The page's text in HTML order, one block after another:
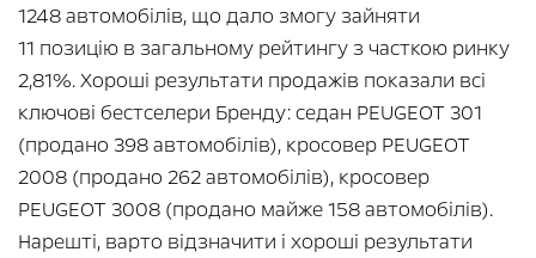
1248 автомобілів, що дало змогу зайняти
11 позицію в загальному рейтингу з часткою ринку
2,81%. Хороші результати продажів показали всі
ключові бестселери Бренду: седан PEUGEOT 301
(продано 398 автомобілів), кросовер PEUGEOT
2008 (продано 262 автомобілів), кросовер
PEUGEOT 3008 (продано майже 158 автомобілів).
Нарешті, варто відзначити і хороші результати